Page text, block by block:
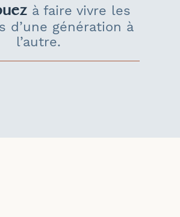
à faire vivre les
d’une génération à
l’autre.